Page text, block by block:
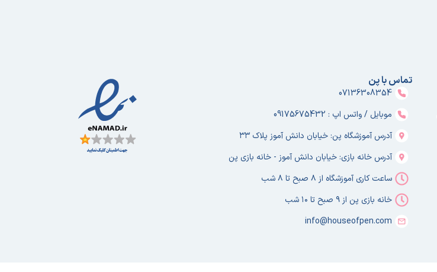
تماس با پن
07136308354
موبایل / واتس اپ : 09175675432
آدرس آموزشگاه پن: خیابان دانش آموز پلاک ۳۳
آدرس خانه بازی: خیابان دانش آموز - خانه بازی پن
ساعت کاری آموزشگاه از ۸ صبح تا ۸ شب
خانه بازی پن از ۹ صبح تا ۱۰ شب
info@houseofpen.com